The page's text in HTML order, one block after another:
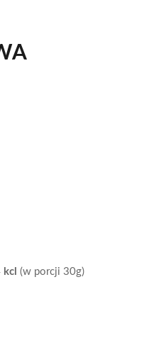
kcl (w porcji 30g)